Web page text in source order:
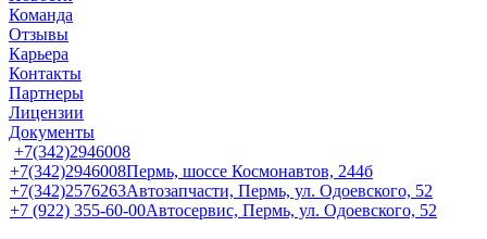
Команда
Отзывы
Карьера
Контакты
Партнеры
Лицензии
Документы
+7(342)2946008
+7(342)2946008Пермь, шоссе Космонавтов, 244б
+7(342)2576263Автозапчасти, Пермь, ул. Одоевского, 52
+7 (922) 355-60-00Автосервис, Пермь, ул. Одоевского, 52